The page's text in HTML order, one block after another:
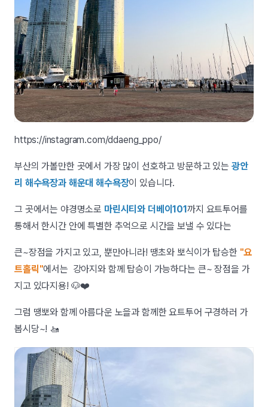
https://instagram.com/ddaeng_ppo/
부산의 가볼만한 곳에서 가장 많이 선호하고 방문하고 있는 광안
리 해수욕장과 해운대 해수욕장이 있습니다.
그 곳에서는 야경명소로 마린시티와 더베이101까지 요트투어를
통해서 한시간 안에 특별한 추억으로 시간을 보낼 수 있다는
큰~장점을 가지고 있고, 뿐만아니라! 땡초와 뽀식이가 탑승한 "요
트홀릭"에서는 강아지와 함께 탑승이 가능하다는 큰~ 장점을 가
지고 있다지용! 🐶❤️
그럼 땡뽀와 함께 아름다운 노을과 함께한 요트투어 구경하러 가
봅시당~! 🚤